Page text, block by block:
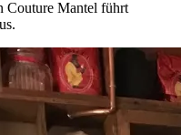
Couture Mantel führt